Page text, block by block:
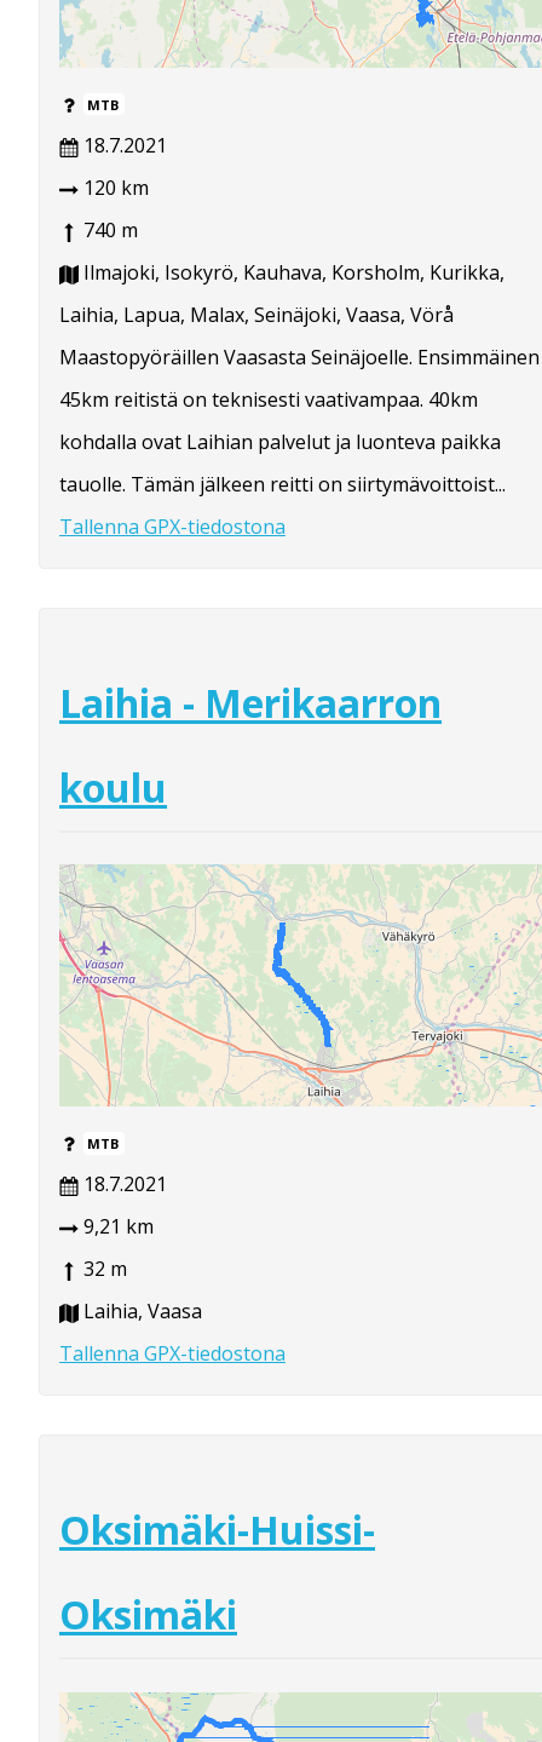
MTB
18.7.2021
120 km
740 m
Ilmajoki, Isokyrö, Kauhava, Korsholm, Kurikka,
Laihia, Lapua, Malax, Seinäjoki, Vaasa, Vörå
Maastopyöräillen Vaasasta Seinäjoelle. Ensimmäinen
45km reitistä on teknisesti vaativampaa. 40km
kohdalla ovat Laihian palvelut ja luonteva paikka
tauolle. Tämän jälkeen reitti on siirtymävoittoist...
Tallenna GPX-tiedostona
Laihia - Merikaarron
koulu
MTB
18.7.2021
9,21 km
32 m
Laihia, Vaasa
Tallenna GPX-tiedostona
Oksimäki-Huissi-
Oksimäki